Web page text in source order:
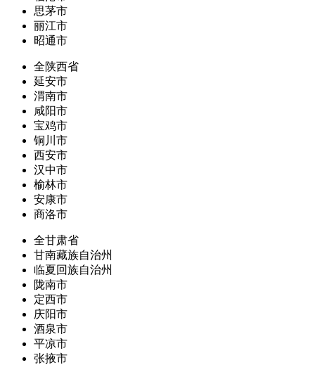
思茅市
丽江市
昭通市
全陕西省
延安市
渭南市
咸阳市
宝鸡市
铜川市
西安市
汉中市
榆林市
安康市
商洛市
全甘肃省
甘南藏族自治州
临夏回族自治州
陇南市
定西市
庆阳市
酒泉市
平凉市
张掖市